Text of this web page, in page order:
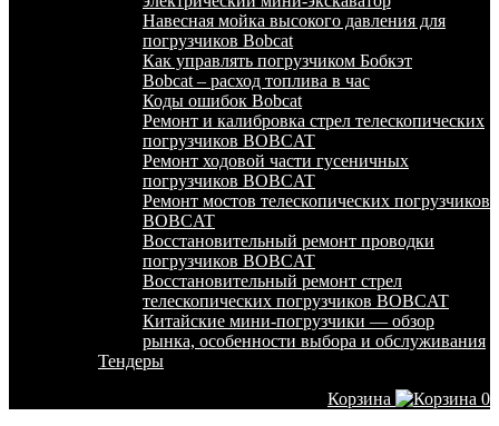
Навесная мойка высокого давления для
погрузчиков Bobcat
Как управлять погрузчиком Бобкэт
Bobcat – расход топлива в час
Коды ошибок Bobcat
Ремонт и калибровка стрел телескопических
погрузчиков BOBCAT
Ремонт ходовой части гусеничных
погрузчиков BOBCAT
Ремонт мостов телескопических погрузчиков
BOBCAT
Восстановительный ремонт проводки
погрузчиков BOBCAT
Восстановительный ремонт стрел
телескопических погрузчиков BOBCAT
Китайские мини-погрузчики — обзор
рынка, особенности выбора и обслуживания
Тендеры
Корзина
0